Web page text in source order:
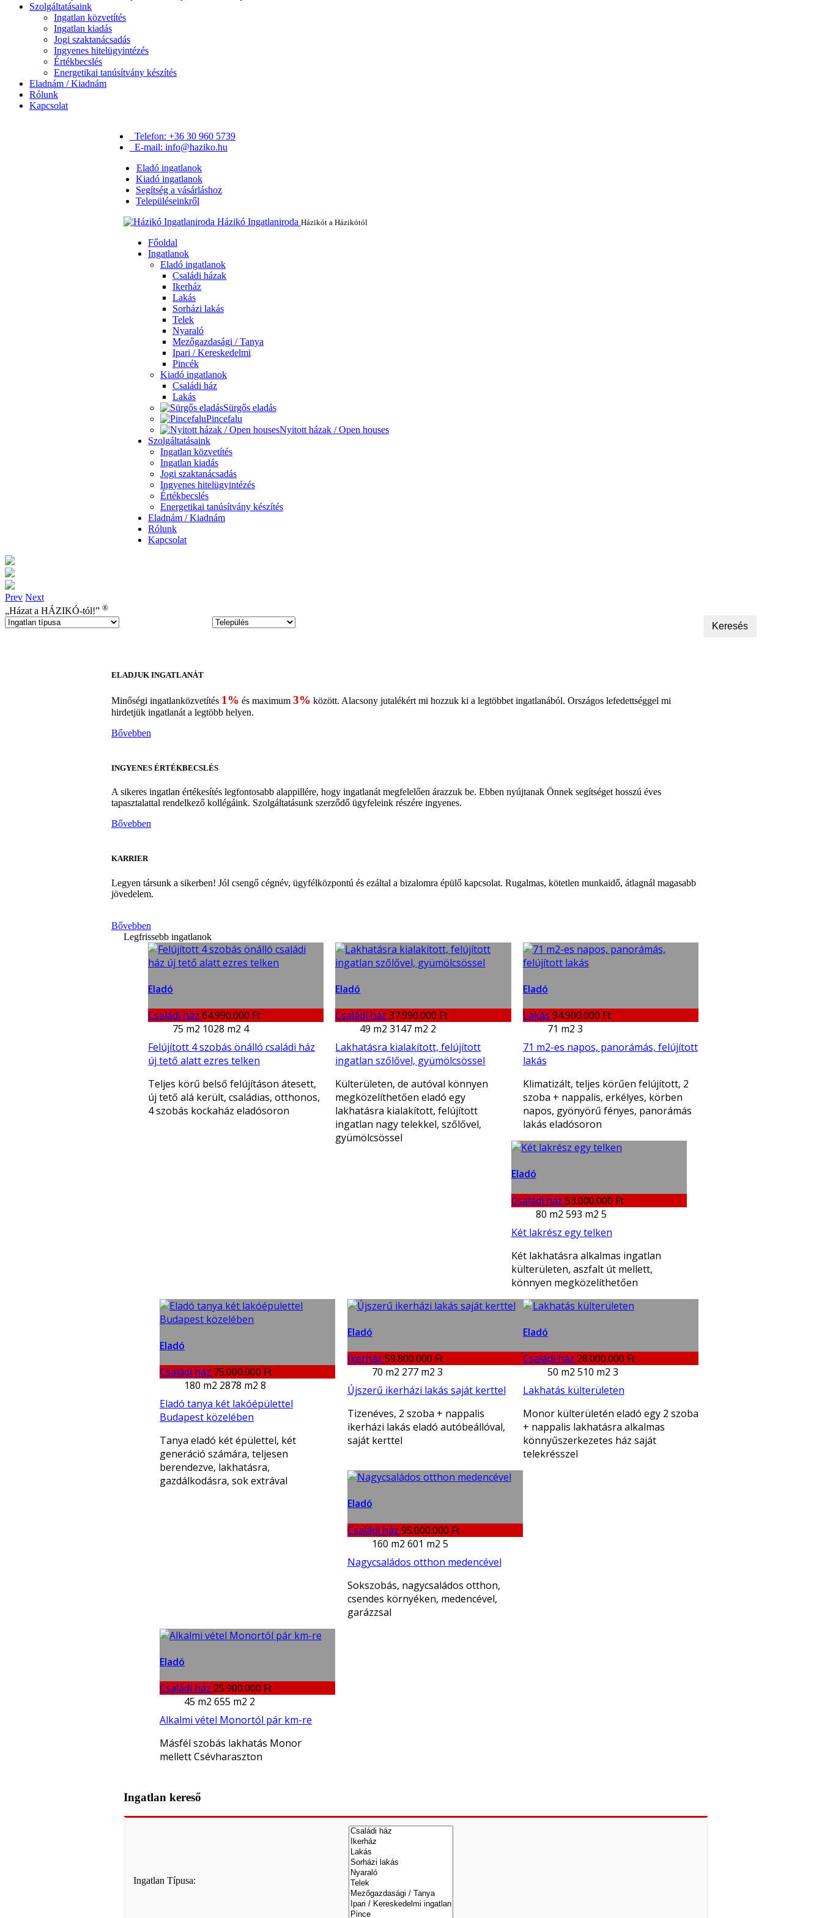
Szolgáltatásaink
Ingatlan közvetítés
Ingatlan kiadás
Jogi szaktanácsadás
Ingyenes hitelügyintézés
Értékbecslés
Energetikai tanúsítvány készítés
Eladnám / Kiadnám
Rólunk
Kapcsolat
Telefon: +36 30 960 5739
E-mail: info@haziko.hu
Eladó ingatlanok
Kiadó ingatlanok
Segítség a vásárláshoz
Településeinkről
Házikó Ingatlaniroda Házikót a Házikótól
Főoldal
Ingatlanok
Eladó ingatlanok
Családi házak
Ikerház
Lakás
Sorházi lakás
Telek
Nyaraló
Mezőgazdasági / Tanya
Ipari / Kereskedelmi
Pincék
Kiadó ingatlanok
Családi ház
Lakás
Sürgős eladás
Pincefalu
Nyitott házak / Open houses
Szolgáltatásaink
Ingatlan közvetítés
Ingatlan kiadás
Jogi szaktanácsadás
Ingyenes hitelügyintézés
Értékbecslés
Energetikai tanúsítvány készítés
Eladnám / Kiadnám
Rólunk
Kapcsolat
Prev Next
„Házat a HÁZIKÓ-tól!” ®
ELADJUK INGATLANÁT
Minőségi ingatlanközvetítés 1% és maximum 3% között. Alacsony jutalékért mi hozzuk ki a legtöbbet ingatlanából. Országos lefedettséggel mi
hirdetjük ingatlanát a legtöbb helyen.
Bővebben
INGYENES ÉRTÉKBECSLÉS
A sikeres ingatlan értékesítés legfontosabb alappillére, hogy ingatlanát megfelelően árazzuk be. Ebben nyújtanak Önnek segítséget hosszú éves
tapasztalattal rendelkező kollégáink. Szolgáltatásunk szerződő ügyfeleink részére ingyenes.
Bővebben
KARRIER
Legyen társunk a sikerben! Jól csengő cégnév, ügyfélközpontú és ezáltal a bizalomra épülő kapcsolat. Rugalmas, kötetlen munkaidő, átlagnál magasabb
jövedelem.
Bővebben
Legfrissebb ingatlanok
Eladó
Családi ház 64.990.000 Ft
75 m2 1028 m2 4
Felújított 4 szobás önálló családi ház
új tető alatt ezres telken
Teljes körű belső felújításon átesett,
új tető alá került, családias, otthonos,
4 szobás kockaház eladósoron
Eladó
Családi ház37.990.000 Ft
49 m2 3147 m2 2
Lakhatásra kialakított, felújított
ingatlan szőlővel, gyümölcsössel
Külterületen, de autóval könnyen
megközelíthetően eladó egy
lakhatásra kialakított, felújított
ingatlan nagy telekkel, szőlővel,
gyümölcsössel
Eladó
Lakás 94.900.000 Ft
71 m2 3
71 m2-es napos, panorámás, felújított
lakás
Klimatizált, teljes körűen felújított, 2
szoba + nappalis, erkélyes, körben
napos, gyönyörű fényes, panorámás
lakás eladósoron
Eladó
Családi ház 53.000.000 Ft
80 m2 593 m2 5
Két lakrész egy telken
Két lakhatásra alkalmas ingatlan
külterületen, aszfalt út mellett,
könnyen megközelíthetően
Eladó
Családi ház 75.000.000 Ft
180 m2 2878 m2 8
Eladó tanya két lakóépülettel
Budapest közelében
Tanya eladó két épülettel, két
generáció számára, teljesen
berendezve, lakhatásra,
gazdálkodásra, sok extrával
Eladó
Ikerház 59.800.000 Ft
70 m2 277 m2 3
Újszerű ikerházi lakás saját kerttel
Tizenéves, 2 szoba + nappalis
ikerházi lakás eladó autóbeállóval,
saját kerttel
Eladó
Családi ház 28.000.000 Ft
50 m2 510 m2 3
Lakhatás külterületen
Monor külterületén eladó egy 2 szoba
+ nappalis lakhatásra alkalmas
könnyűszerkezetes ház saját
telekrésszel
Eladó
Családi ház 95.000.000 Ft
160 m2 601 m2 5
Nagycsaládos otthon medencével
Sokszobás, nagycsaládos otthon,
csendes környéken, medencével,
garázzsal
Eladó
Családi ház 25.900.000 Ft
45 m2 655 m2 2
Alkalmi vétel Monortól pár km-re
Másfél szobás lakhatás Monor
mellett Csévharaszton
Ingatlan kereső
Ingatlan Típusa: